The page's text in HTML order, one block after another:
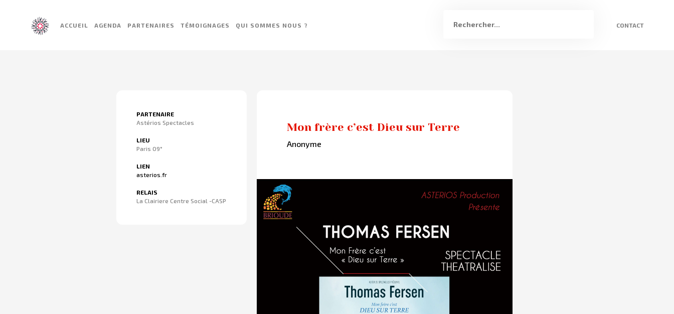
ACCUEIL AGENDA PARTENAIRES TÉMOIGNAGES QUI SOMMES NOUS ? CONTACT
PARTENAIRE
Astérios Spectacles
LIEU
Paris 09°
LIEN
asterios.fr
RELAIS
La Clairiere Centre Social -CASP
Mon frère c’est Dieu sur Terre
Anonyme